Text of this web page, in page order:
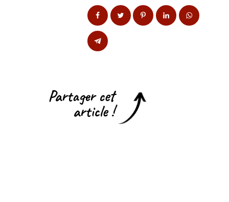
Partager cet
article !